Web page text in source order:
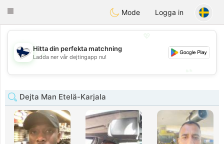
SuomenTreffit
Toggle
Mode Logga in
💖
💕
Hitta din perfekta matchning
Ladda ner vår dejtingapp nu!
Dejta Man Etelä-Karjala